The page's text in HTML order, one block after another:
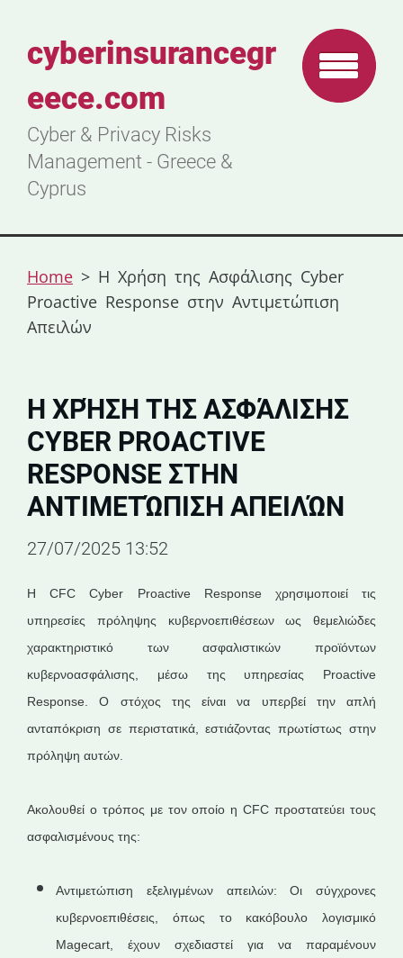
cyberinsurancegr
eece.com
Cyber & Privacy Risks
Management - Greece &
Cyprus
Home > Η Χρήση της Ασφάλισης Cyber
Proactive Response στην Αντιμετώπιση
Απειλών
Η ΧΡΉΣΗ ΤΗΣ ΑΣΦΆΛΙΣΗΣ
CYBER PROACTIVE
RESPONSE ΣΤΗΝ
ΑΝΤΙΜΕΤΏΠΙΣΗ ΑΠΕΙΛΏΝ
27/07/2025 13:52
Η CFC Cyber Proactive Response χρησιμοποιεί τις
υπηρεσίες πρόληψης κυβερνοεπιθέσεων ως θεμελιώδες
χαρακτηριστικό των ασφαλιστικών προϊόντων
κυβερνοασφάλισης, μέσω της υπηρεσίας Proactive
Response. Ο στόχος της είναι να υπερβεί την απλή
ανταπόκριση σε περιστατικά, εστιάζοντας πρωτίστως στην
πρόληψη αυτών.
Ακολουθεί ο τρόπος με τον οποίο η CFC προστατεύει τους
ασφαλισμένους της:
Αντιμετώπιση εξελιγμένων απειλών: Οι σύγχρονες
κυβερνοεπιθέσεις, όπως το κακόβουλο λογισμικό
Magecart, έχουν σχεδιαστεί για να παραμένουν